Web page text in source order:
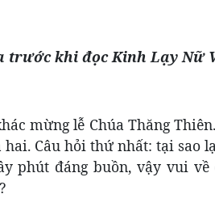
trước khi đọc Kinh Lạy Nữ
mừng lễ Chúa Thăng
Câu hỏi thứ nhất: tại sao
phút đáng buồn, vậy vui